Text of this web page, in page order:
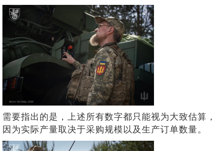
需要指出的是，上述所有数字都只能视为大致估算，
因为实际产量取决于采购规模以及生产订单数量。